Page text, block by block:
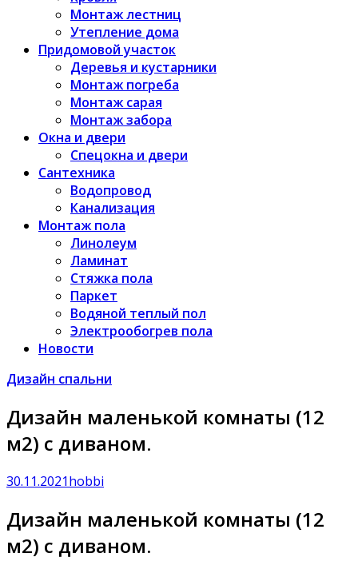
Монтаж лестниц
Утепление дома
Придомовой участок
Деревья и кустарники
Монтаж погреба
Монтаж сарая
Монтаж забора
Окна и двери
Спецокна и двери
Сантехника
Водопровод
Канализация
Монтаж пола
Линолеум
Ламинат
Стяжка пола
Паркет
Водяной теплый пол
Электрообогрев пола
Новости
Дизайн спальни
Дизайн маленькой комнаты (12
м2) с диваном.
30.11.2021hobbi
Дизайн маленькой комнаты (12
м2) с диваном.